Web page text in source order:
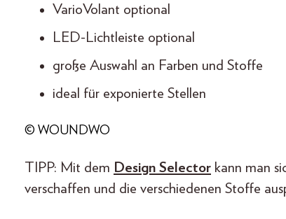
VarioVolant optional
LED-Lichtleiste optional
große Auswahl an Farben und Stoffe
ideal für exponierte Stellen
© WOUNDWO
TIPP: Mit dem Design Selector kann man
verschaffen und die verschiedenen Stoffe